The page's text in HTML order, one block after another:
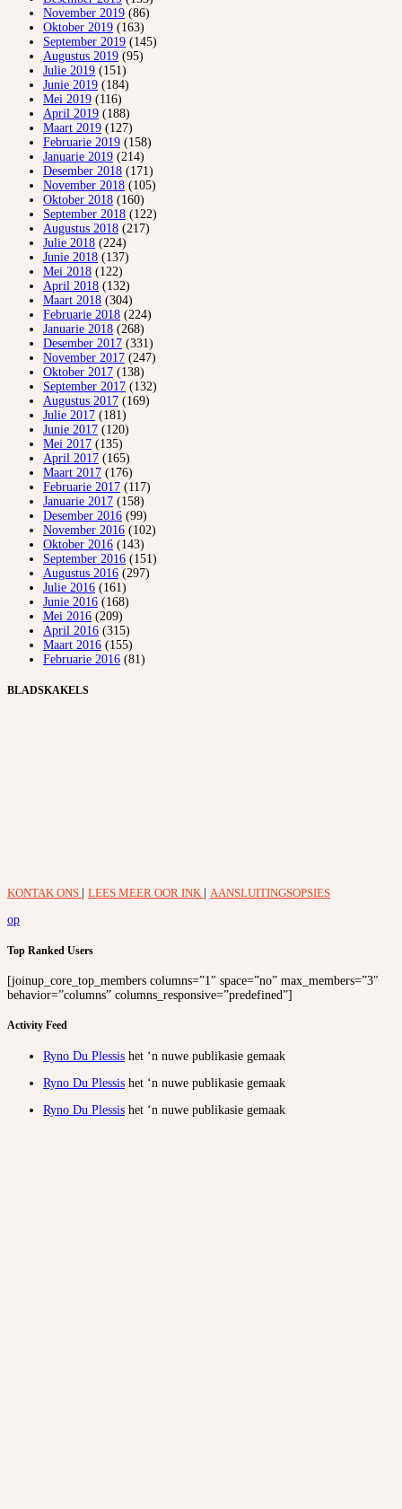
November 2019 (86)
Oktober 2019 (163)
September 2019 (145)
Augustus 2019 (95)
Julie 2019 (151)
Junie 2019 (184)
Mei 2019 (116)
April 2019 (188)
Maart 2019 (127)
Februarie 2019 (158)
Januarie 2019 (214)
Desember 2018 (171)
November 2018 (105)
Oktober 2018 (160)
September 2018 (122)
Augustus 2018 (217)
Julie 2018 (224)
Junie 2018 (137)
Mei 2018 (122)
April 2018 (132)
Maart 2018 (304)
Februarie 2018 (224)
Januarie 2018 (268)
Desember 2017 (331)
November 2017 (247)
Oktober 2017 (138)
September 2017 (132)
Augustus 2017 (169)
Julie 2017 (181)
Junie 2017 (120)
Mei 2017 (135)
April 2017 (165)
Maart 2017 (176)
Februarie 2017 (117)
Januarie 2017 (158)
Desember 2016 (99)
November 2016 (102)
Oktober 2016 (143)
September 2016 (151)
Augustus 2016 (297)
Julie 2016 (161)
Junie 2016 (168)
Mei 2016 (209)
April 2016 (315)
Maart 2016 (155)
Februarie 2016 (81)
BLADSKAKELS
KONTAK ONS LEES MEER OOR INK
AANSLUITINGSOPSIES
op
Top Ranked Users
[joinup_core_top_members columns=”1″ space=”no” max_members=”3″
behavior=”columns” columns_responsive=”predefined”]
Activity Feed
Ryno Du Plessis het ‘n nuwe publikasie gemaak
Ryno Du Plessis het ‘n nuwe publikasie gemaak
Ryno Du Plessis het ‘n nuwe publikasie gemaak